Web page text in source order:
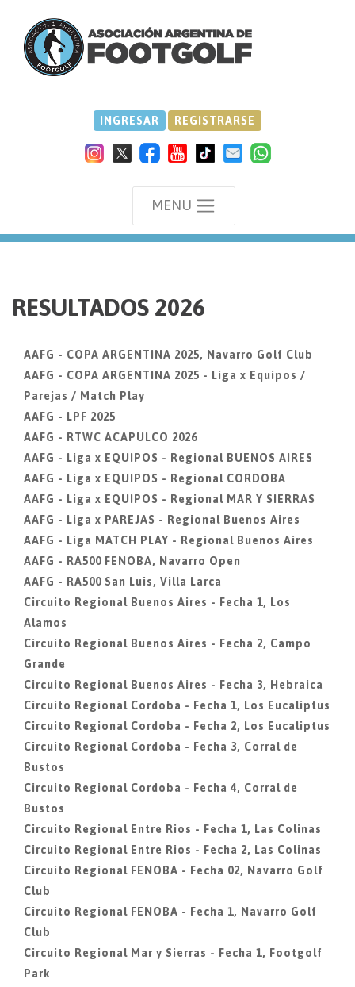
INGRESAR REGISTRARSE
MENU
RESULTADOS 2026
AAFG - COPA ARGENTINA 2025, Navarro Golf Club
AAFG - COPA ARGENTINA 2025 - Liga x Equipos /
Parejas / Match Play
AAFG - LPF 2025
AAFG - RTWC ACAPULCO 2026
AAFG - Liga x EQUIPOS - Regional BUENOS AIRES
AAFG - Liga x EQUIPOS - Regional CORDOBA
AAFG - Liga x EQUIPOS - Regional MAR Y SIERRAS
AAFG - Liga x PAREJAS - Regional Buenos Aires
AAFG - Liga MATCH PLAY - Regional Buenos Aires
AAFG - RA500 FENOBA, Navarro Open
AAFG - RA500 San Luis, Villa Larca
Circuito Regional Buenos Aires - Fecha 1, Los
Alamos
Circuito Regional Buenos Aires - Fecha 2, Campo
Grande
Circuito Regional Buenos Aires - Fecha 3, Hebraica
Circuito Regional Cordoba - Fecha 1, Los Eucaliptus
Circuito Regional Cordoba - Fecha 2, Los Eucaliptus
Circuito Regional Cordoba - Fecha 3, Corral de
Bustos
Circuito Regional Cordoba - Fecha 4, Corral de
Bustos
Circuito Regional Entre Rios - Fecha 1, Las Colinas
Circuito Regional Entre Rios - Fecha 2, Las Colinas
Circuito Regional FENOBA - Fecha 02, Navarro Golf
Club
Circuito Regional FENOBA - Fecha 1, Navarro Golf
Club
Circuito Regional Mar y Sierras - Fecha 1, Footgolf
Park